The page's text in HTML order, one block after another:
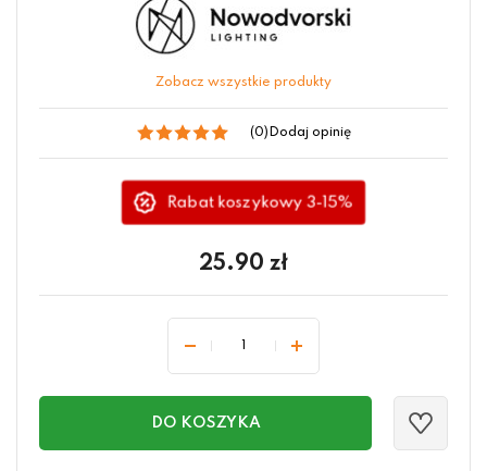
Zobacz wszystkie produkty
(0) Dodaj opinię
Rabat koszykowy 3-15%
25.90 zł
DO KOSZYKA